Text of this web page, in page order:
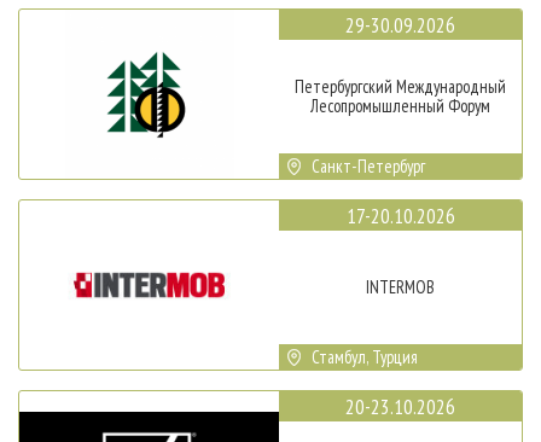
29-30.09.2026
Петербургский Международный
Лесопромышленный Форум
Санкт-Петербург
17-20.10.2026
INTERMOB
Стамбул, Турция
20-23.10.2026